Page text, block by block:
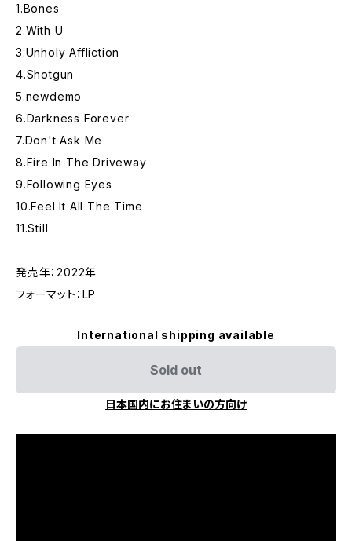
1.Bones
2.With U
3.Unholy Affliction
4.Shotgun
5.newdemo
6.Darkness Forever
7.Don't Ask Me
8.Fire In The Driveway
9.Following Eyes
10.Feel It All The Time
11.Still
発売年：2022年
フォーマット：LP
International shipping available
Sold out
日本国内にお住まいの方向け